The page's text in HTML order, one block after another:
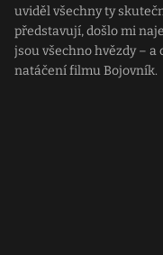
uviděl všechny ty
představují, došlo mi
jsou všechno hvězdy – a
natáčení filmu Bojovník.